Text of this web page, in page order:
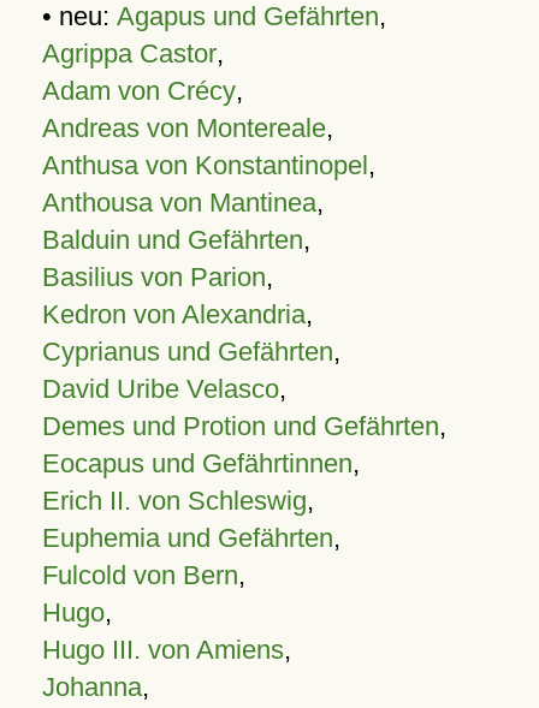
• neu: Agapus und Gefährten,
Agrippa Castor,
Adam von Crécy,
Andreas von Montereale,
Anthusa von Konstantinopel,
Anthousa von Mantinea,
Balduin und Gefährten,
Basilius von Parion,
Kedron von Alexandria,
Cyprianus und Gefährten,
David Uribe Velasco,
Demes und Protion und Gefährten,
Eocapus und Gefährtinnen,
Erich II. von Schleswig,
Euphemia und Gefährten,
Fulcold von Bern,
Hugo,
Hugo III. von Amiens,
Johanna,